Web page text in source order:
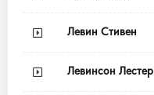
Левин Стивен
Левинсон Лестер